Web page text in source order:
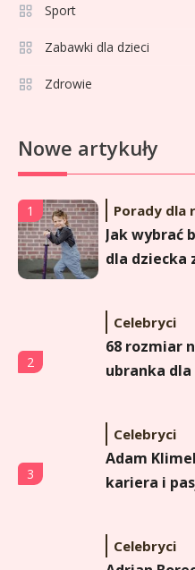
Sport
Zabawki dla dzieci
Zdrowie
Nowe artykuły
6
popularna
1 Porady dla
Jak wybrać
dla dziecka
2
Celebryci
68 rozmiar
ubranka
3
Celebryci
Adam
kariera i
Celebryci